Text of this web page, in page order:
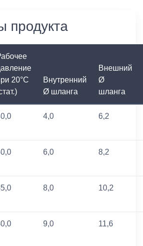
продукта
20°C
Внутренний
Ø шланга
Внешний
Ø
шланга
4,0 6,2
6,0 8,2
8,0 10,2
9,0 11,6